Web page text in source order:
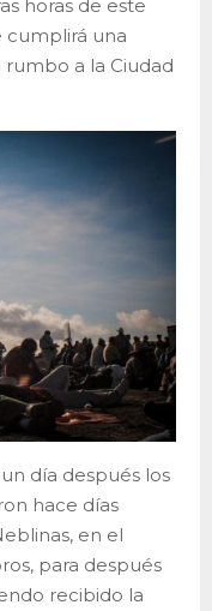
horas de este
cumplirá una
a la Ciudad
día después los
hace días
en el
para después
recibido la